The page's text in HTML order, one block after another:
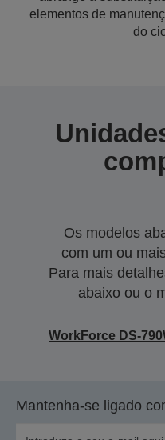
elementos de
do
Os modelos
com um ou
Para mais
abaixo ou o
WorkForce DS-
Mantenha-se ligado